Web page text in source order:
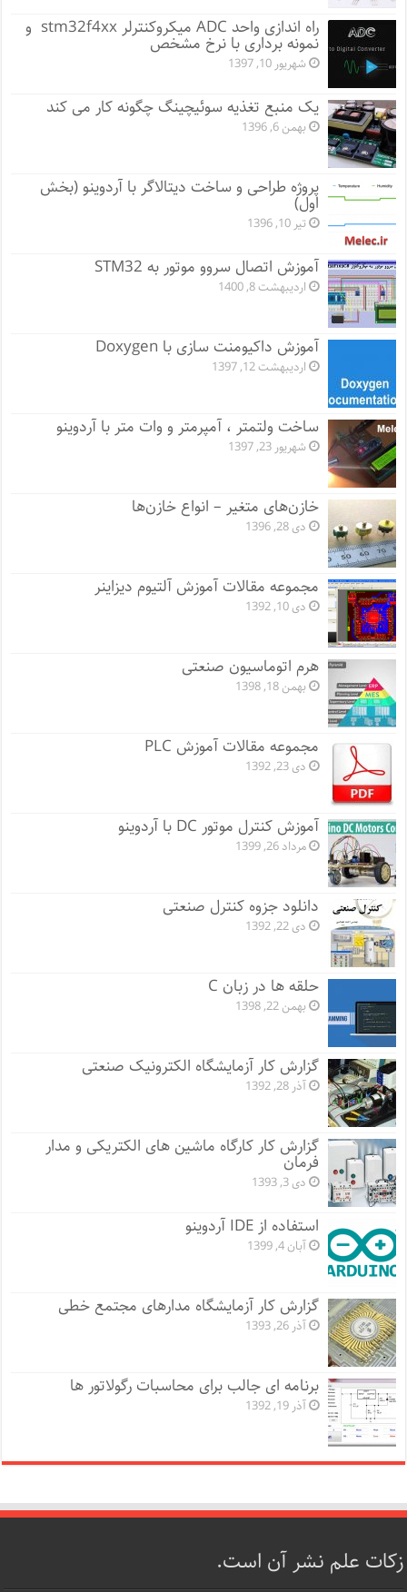
راه اندازی واحد ADC میکروکنترلر stm32f4xx و
نمونه برداری با نرخ مشخص
شهریور 10, 1397
یک منبع تغذیه سوئیچینگ چگونه کار می کند
بهمن 6, 1396
پروژه طراحی و ساخت دیتالاگر با آردوینو (بخش
اول)
تیر 10, 1396
آموزش اتصال سروو موتور به STM32
اردیبهشت 8, 1400
آموزش داکیومنت سازی با Doxygen
اردیبهشت 12, 1397
ساخت ولتمتر ، آمپرمتر و وات متر با آردوینو
شهریور 23, 1397
خازن‌های متغیر – انواع خازن‌ها
دی 28, 1396
مجموعه مقالات آموزش آلتیوم دیزاینر
دی 10, 1392
هرم اتوماسیون صنعتی
بهمن 18, 1398
مجموعه مقالات آموزش PLC
دی 23, 1392
آموزش کنترل موتور DC با آردوینو
مرداد 26, 1399
دانلود جزوه کنترل صنعتی
دی 22, 1392
حلقه ها در زبان C
بهمن 22, 1398
گزارش کار آزمایشگاه الکترونیک صنعتی
آذر 28, 1392
گزارش کار کارگاه ماشین های الکتریکی و مدار
فرمان
دی 3, 1393
استفاده از IDE آردوینو
آبان 4, 1399
گزارش کار آزمایشگاه مدارهای مجتمع خطی
آذر 26, 1393
برنامه ای جالب برای محاسبات رگولاتور ها
آذر 19, 1392
زکات علم نشر آن است.